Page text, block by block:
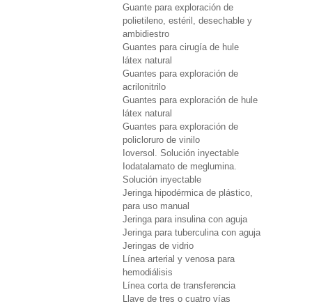
Guante para exploración de
polietileno, estéril, desechable y
ambidiestro
Guantes para cirugía de hule
látex natural
Guantes para exploración de
acrilonitrilo
Guantes para exploración de hule
látex natural
Guantes para exploración de
policloruro de vinilo
Ioversol. Solución inyectable
Iodatalamato de meglumina.
Solución inyectable
Jeringa hipodérmica de plástico,
para uso manual
Jeringa para insulina con aguja
Jeringa para tuberculina con aguja
Jeringas de vidrio
Línea arterial y venosa para
hemodiálisis
Línea corta de transferencia
Llave de tres o cuatro vías